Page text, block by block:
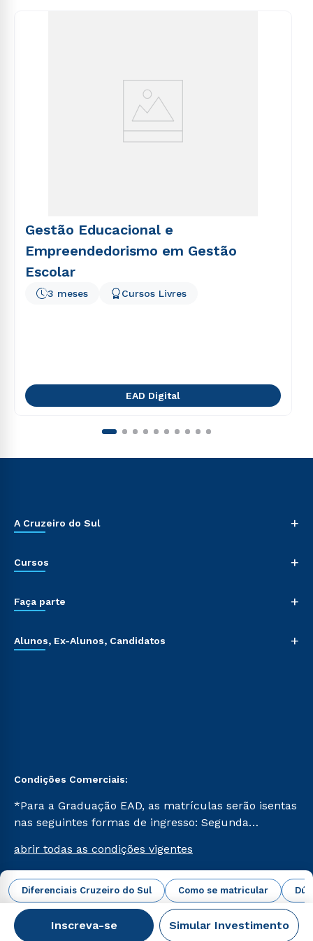
Diferenciais Cruzeiro do Sul Como se matricular
Inscreva-se Simular Investimento
Gestão Educacional e
Empreendedorismo em Gestão
Escolar
3 meses Cursos Livres
EAD Digital
A Cruzeiro do Sul +
Cursos +
Faça parte +
Alunos, Ex-Alunos, Candidatos +
Condições Comerciais:
*Para a Graduação EAD, as matrículas serão isentas
nas seguintes formas de ingresso: Segunda
Já para as demais, a taxa de matrícula será de R$
49. *Para a Pós-graduação EAD, as ofertas
mencionadas são referentes aos cursos: Ensino
Religioso, Geografia para a Docência e Metodologia
do Ensino de História: Questões Atuais.
abrir todas as condições vigentes
Campus Virtual Cruzeiro do Sul Educacional © 2026 -
Todos os direitos reservados.
CNPJ: 62.984.091/0001-02